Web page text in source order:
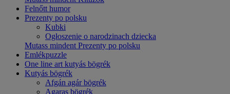
Felnőtt humor
Prezenty po polsku
Kubki
Ogłoszenie o narodzinach dziecka
Mutass mindent Prezenty po polsku
Emlékpuzzle
One line art kutyás bögrék
Kutyás bögrék
Afgán agár bögrék
Agaras bögrék